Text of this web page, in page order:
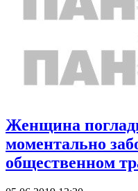
Женщина
моментально
общественном